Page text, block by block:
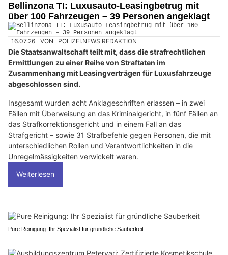
Bellinzona TI: Luxusauto-Leasingbetrug mit
über 100 Fahrzeugen – 39 Personen angeklagt
16.07.26 VON POLIZEI.NEWS REDAKTION
Die Staatsanwaltschaft teilt mit, dass die strafrechtlichen
Ermittlungen zu einer Reihe von Straftaten im
Zusammenhang mit Leasingverträgen für Luxusfahrzeuge
abgeschlossen sind.
Insgesamt wurden acht Anklageschriften erlassen – in zwei
Fällen mit Überweisung an das Kriminalgericht, in fünf Fällen an
das Strafkorrektionsgericht und in einem Fall an das
Strafgericht – sowie 31 Strafbefehle gegen Personen, die mit
unterschiedlichen Rollen und Verantwortlichkeiten in die
Unregelmässigkeiten verwickelt waren.
Weiterlesen
Pure Reinigung: Ihr Spezialist für gründliche Sauberkeit